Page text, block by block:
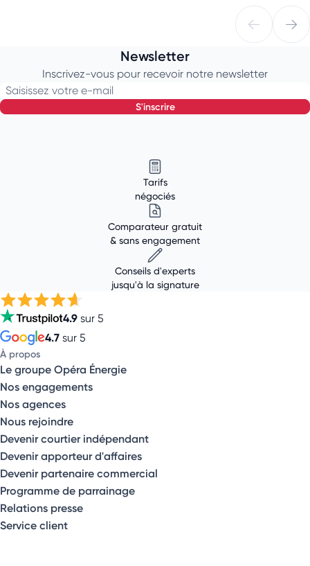
Newsletter
Inscrivez-vous pour recevoir notre newsletter
Saisissez votre e-mail
s'inscrire
Tarifs
négociés
Comparateur gratuit
& sans engagement
Conseils d'experts
jusqu'à la signature
4.9 sur 5
4.7 sur 5
À propos
Le groupe Opéra Énergie
Nos engagements
Nos agences
Nous rejoindre
Devenir courtier indépendant
Devenir apporteur d'affaires
Devenir partenaire commercial
Programme de parrainage
Relations presse
Service client